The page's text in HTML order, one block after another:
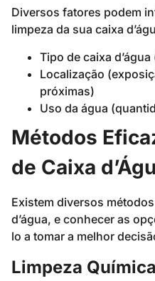
Diversos fatores podem
limpeza da sua caixa
Tipo de caixa
Localização
próximas)
Uso da água
Métodos
de Caixa
Existem diversos
d’água, e conhecer as
lo a tomar a melhor
Limpeza